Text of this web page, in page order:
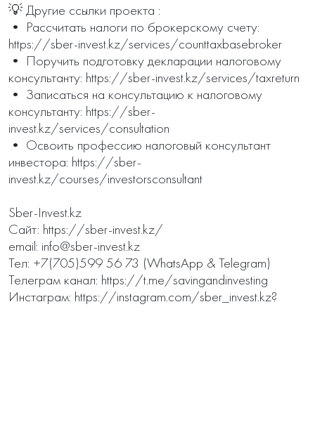
💡 Другие ссылки проекта :
• Рассчитать налоги по брокерскому счету:
https://sber-invest.kz/services/counttaxbasebroker
• Поручить подготовку декларации налоговому
консультанту: https://sber-invest.kz/services/taxreturn
• Записаться на консультацию к налоговому
консультанту: https://sber-
invest.kz/services/consultation
• Освоить профессию налоговый консультант
инвестора: https://sber-
invest.kz/courses/investorsconsultant
Sber-Invest.kz
Сайт: https://sber-invest.kz/
email: info@sber-invest.kz
Тел: +7(705)599 56 73 (WhatsApp & Telegram)
Телеграм канал: https://t.me/savingandinvesting
Инстаграм: https://instagram.com/sber_invest.kz?